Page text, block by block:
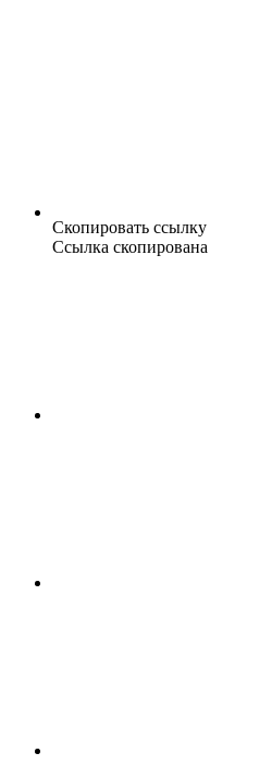
Скопировать ссылку
Ссылка скопирована